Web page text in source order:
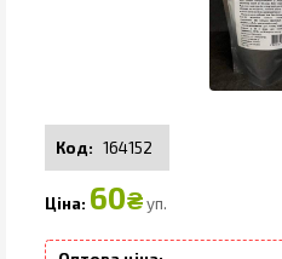
164152
60₴ уп.